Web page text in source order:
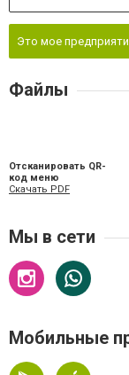
Это мое
Файлы
Отсканировать QR-
код меню
Скачать PDF
Мы в сети
Мобильные